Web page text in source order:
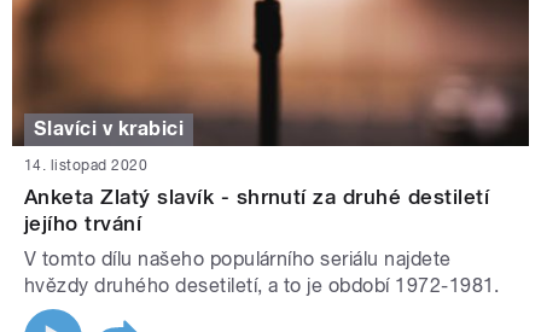
Slavíci v krabici
14. listopad 2020
Anketa Zlatý slavík - shrnutí za druhé destiletí
jejího trvání
V tomto dílu našeho populárního seriálu najdete
hvězdy druhého desetiletí, a to je období 1972-1981.